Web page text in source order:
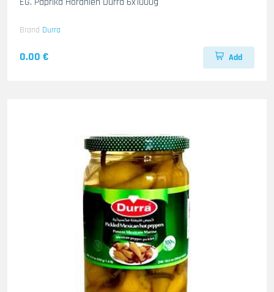
Brand Durra
0.00 € Add